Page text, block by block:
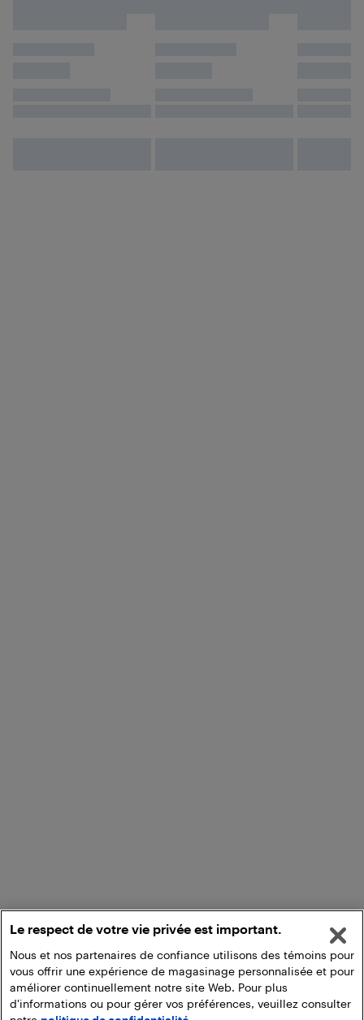
Le respect de votre vie privée est important.
Nous et nos partenaires de confiance utilisons des témoins pour
vous offrir une expérience de magasinage personnalisée et pour
améliorer continuellement notre site Web. Pour plus
d'informations ou pour gérer vos préférences, veuillez consulter